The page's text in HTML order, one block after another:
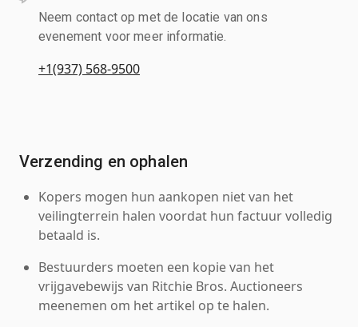
Neem contact op met de locatie van ons
evenement voor meer informatie.
+1(937) 568-9500
Verzending en ophalen
Kopers mogen hun aankopen niet van het
veilingterrein halen voordat hun factuur volledig
betaald is.
Bestuurders moeten een kopie van het
vrijgavebewijs van Ritchie Bros. Auctioneers
meenemen om het artikel op te halen.